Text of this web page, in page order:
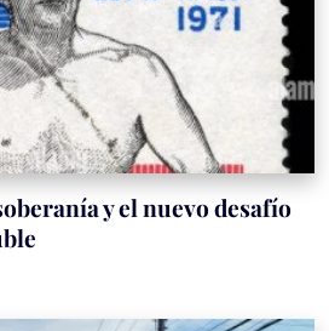
y el nuevo desafío